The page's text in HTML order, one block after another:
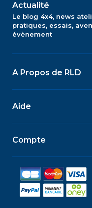
Actualité
Le blog 4x4, news
pratiques, essais,
évènement
A Propos de RLD
Aide
Compte